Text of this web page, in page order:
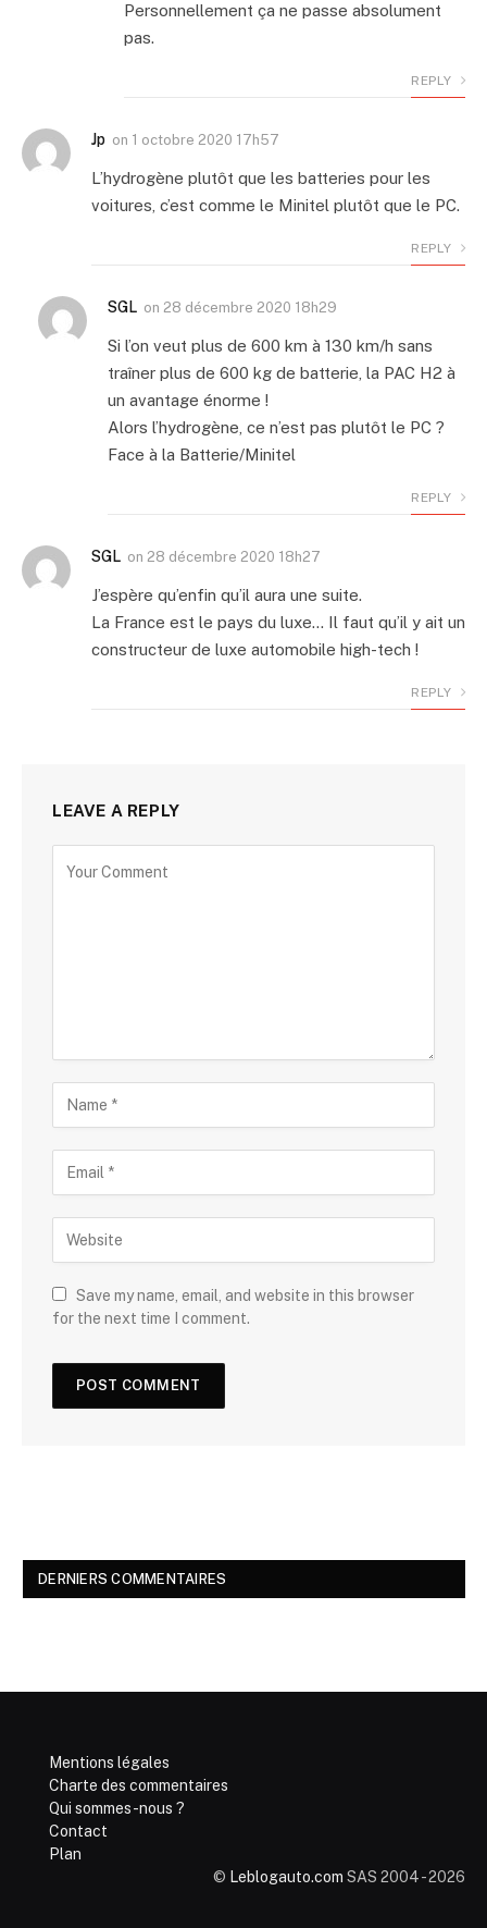
Personnellement ça ne passe absolument
pas.
REPLY
Jp on 1 octobre 2020 17h57
L’hydrogène plutôt que les batteries pour les
voitures, c’est comme le Minitel plutôt que le PC.
REPLY
SGL on 28 décembre 2020 18h29
Si l’on veut plus de 600 km à 130 km/h sans
traîner plus de 600 kg de batterie, la PAC H2 à
un avantage énorme !
Alors l’hydrogène, ce n’est pas plutôt le PC ?
Face à la Batterie/Minitel
REPLY
SGL on 28 décembre 2020 18h27
J’espère qu’enfin qu’il aura une suite.
La France est le pays du luxe… Il faut qu’il y ait un
constructeur de luxe automobile high-tech !
REPLY
LEAVE A REPLY
Save my name, email, and website in this browser
for the next time I comment.
DERNIERS COMMENTAIRES
Mentions légales
Charte des commentaires
Qui sommes-nous ?
Contact
Plan
© Leblogauto.com SAS 2004 - 2026